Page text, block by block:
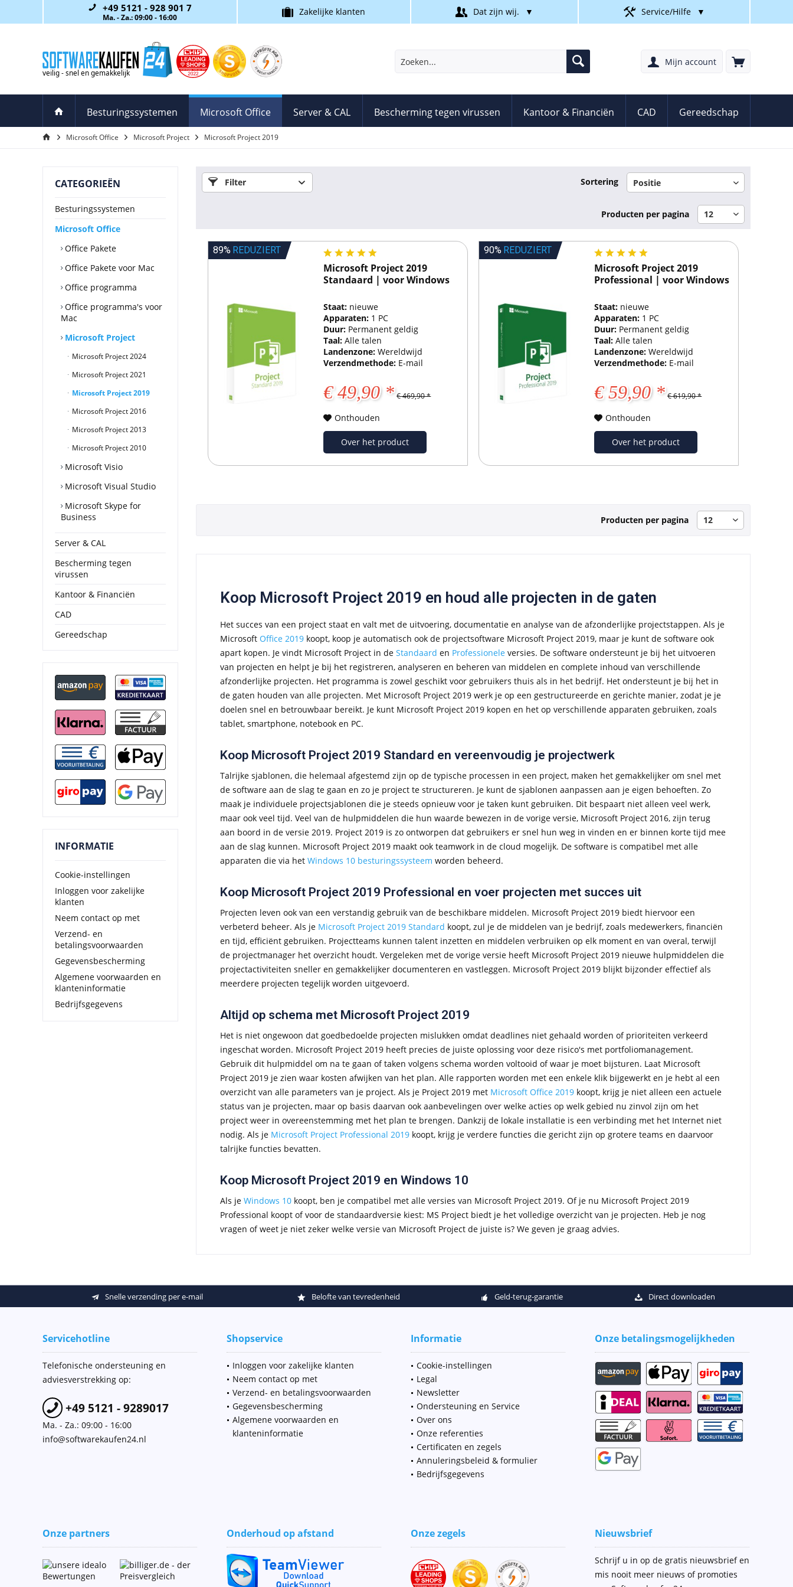
+49 5121 - 928 901 7
Ma. - Za.: 09:00 - 16:00
Zakelijke klanten Dat zijn wij. ▼ Service/Hilfe ▼
Mijn account
Besturingssystemen Microsoft Office Server & CAL Bescherming tegen virussen Kantoor & Financiën CAD Gereedschap
Microsoft Office Microsoft Project Microsoft Project 2019
CATEGORIEËN
Besturingssystemen
Microsoft Office
Office Pakete
Office Pakete voor Mac
Office programma
Office programma's voor
Mac
Microsoft Project
Microsoft Project 2024
Microsoft Project 2021
Microsoft Project 2019
Microsoft Project 2016
Microsoft Project 2013
Microsoft Project 2010
Microsoft Visio
Microsoft Visual Studio
Microsoft Skype for
Business
Server & CAL
Bescherming tegen
virussen
Kantoor & Financiën
CAD
Gereedschap
INFORMATIE
Cookie-instellingen
Inloggen voor zakelijke
klanten
Neem contact op met
Verzend- en
betalingsvoorwaarden
Gegevensbescherming
Algemene voorwaarden en
klanteninformatie
Bedrijfsgegevens
Filter Sortering
Producten per pagina
89% REDUZIERT
Microsoft Project 2019
Standaard | voor Windows
Staat: nieuwe
Apparaten: 1 PC
Duur: Permanent geldig
Taal:Alle talen
Landenzone:Wereldwijd
Verzendmethode: E-mail
€ 49,90 * € 469,90 *
Onthouden
Over het product
90% REDUZIERT
Microsoft Project 2019
Professional | voor Windows
Staat: nieuwe
Apparaten: 1 PC
Duur: Permanent geldig
Taal:Alle talen
Landenzone:Wereldwijd
Verzendmethode: E-mail
€ 59,90 * € 619,90 *
Onthouden
Over het product
Producten per pagina
Koop Microsoft Project 2019 en houd alle projecten in de gaten
Het succes van een project staat en valt met de uitvoering, documentatie en analyse van de afzonderlijke projectstappen. Als je
Microsoft Office 2019 koopt, koop je automatisch ook de projectsoftware Microsoft Project 2019, maar je kunt de software ook
apart kopen. Je vindt Microsoft Project in de Standaard en Professionele versies. De software ondersteunt je bij het uitvoeren
van projecten en helpt je bij het registreren, analyseren en beheren van middelen en complete inhoud van verschillende
afzonderlijke projecten. Het programma is zowel geschikt voor gebruikers thuis als in het bedrijf. Het ondersteunt je bij het in
de gaten houden van alle projecten. Met Microsoft Project 2019 werk je op een gestructureerde en gerichte manier, zodat je je
doelen snel en betrouwbaar bereikt. Je kunt Microsoft Project 2019 kopen en het op verschillende apparaten gebruiken, zoals
tablet, smartphone, notebook en PC.
Koop Microsoft Project 2019 Standard en vereenvoudig je projectwerk
Talrijke sjablonen, die helemaal afgestemd zijn op de typische processen in een project, maken het gemakkelijker om snel met
de software aan de slag te gaan en zo je project te structureren. Je kunt de sjablonen aanpassen aan je eigen behoeften. Zo
maak je individuele projectsjablonen die je steeds opnieuw voor je taken kunt gebruiken. Dit bespaart niet alleen veel werk,
maar ook veel tijd. Veel van de hulpmiddelen die hun waarde bewezen in de vorige versie, Microsoft Project 2016, zijn terug
aan boord in de versie 2019. Project 2019 is zo ontworpen dat gebruikers er snel hun weg in vinden en er binnen korte tijd mee
aan de slag kunnen. Microsoft Project 2019 maakt ook teamwork in de cloud mogelijk. De software is compatibel met alle
apparaten die via het Windows 10 besturingssysteem worden beheerd.
Koop Microsoft Project 2019 Professional en voer projecten met succes uit
Projecten leven ook van een verstandig gebruik van de beschikbare middelen. Microsoft Project 2019 biedt hiervoor een
verbeterd beheer. Als je Microsoft Project 2019 Standard koopt, zul je de middelen van je bedrijf, zoals medewerkers, financiën
en tijd, efficiënt gebruiken. Projectteams kunnen talent inzetten en middelen verbruiken op elk moment en van overal, terwijl
de projectmanager het overzicht houdt. Vergeleken met de vorige versie heeft Microsoft Project 2019 nieuwe hulpmiddelen die
projectactiviteiten sneller en gemakkelijker documenteren en vastleggen. Microsoft Project 2019 blijkt bijzonder effectief als
meerdere projecten tegelijk worden uitgevoerd.
Altijd op schema met Microsoft Project 2019
Het is niet ongewoon dat goedbedoelde projecten mislukken omdat deadlines niet gehaald worden of prioriteiten verkeerd
ingeschat worden. Microsoft Project 2019 heeft precies de juiste oplossing voor deze risico's met portfoliomanagement.
Gebruik dit hulpmiddel om na te gaan of taken volgens schema worden voltooid of waar je moet bijsturen. Laat Microsoft
Project 2019 je zien waar kosten afwijken van het plan. Alle rapporten worden met een enkele klik bijgewerkt en je hebt al een
overzicht van alle parameters van je project. Als je Project 2019 met Microsoft Office 2019 koopt, krijg je niet alleen een actuele
status van je projecten, maar op basis daarvan ook aanbevelingen over welke acties op welk gebied nu zinvol zijn om het
project weer in overeenstemming met het plan te brengen. Dankzij de lokale installatie is een verbinding met het Internet niet
nodig. Als je Microsoft Project Professional 2019 koopt, krijg je verdere functies die gericht zijn op grotere teams en daarvoor
talrijke functies bevatten.
Koop Microsoft Project 2019 en Windows 10
Als je Windows 10 koopt, ben je compatibel met alle versies van Microsoft Project 2019. Of je nu Microsoft Project 2019
Professional koopt of voor de standaardversie kiest: MS Project biedt je het volledige overzicht van je projecten. Heb je nog
vragen of weet je niet zeker welke versie van Microsoft Project de juiste is? We geven je graag advies.
Snelle verzending per e-mail Belofte van tevredenheid Geld-terug-garantie Direct downloaden
Servicehotline
Telefonische ondersteuning en
adviesverstrekking op:
+49 5121 - 9289017
Ma. - Za.: 09:00 - 16:00
info@softwarekaufen24.nl
Shopservice
Inloggen voor zakelijke klanten
Neem contact op met
Verzend- en betalingsvoorwaarden
Gegevensbescherming
Algemene voorwaarden en
klanteninformatie
Informatie
Cookie-instellingen
Legal
Newsletter
Ondersteuning en Service
Over ons
Onze referenties
Certificaten en zegels
Annuleringsbeleid & formulier
Bedrijfsgegevens
Onze betalingsmogelijkheden
Onze partners Onderhoud op afstand Onze zegels Nieuwsbrief
Schrijf u in op de gratis nieuwsbrief en
mis nooit meer nieuws of promoties